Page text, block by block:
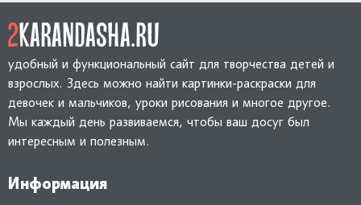
удобный и функциональный сайт для творчества детей и
взрослых. Здесь можно найти картинки-раскраски для
девочек и мальчиков, уроки рисования и многое другое.
Мы каждый день развиваемся, чтобы ваш досуг был
интересным и полезным.
Информация